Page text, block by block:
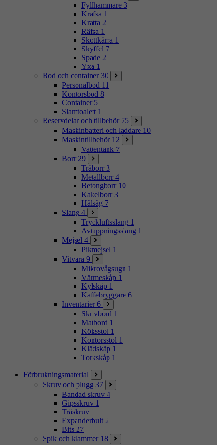
Fyllhammare 3
Krafsa 1
Kratta 2
Räfsa 1
Skottkärra 1
Skyffel 7
Spade 2
Yxa 1
Bod och container 30
Personalbod 11
Kontorsbod 8
Container 5
Slamtoalett 1
Reservdelar och tillbehör 75
Maskinbatteri och laddare 10
Maskintillbehör 12
Vattentank 7
Borr 29
Träborr 3
Metallborr 4
Betongborr 10
Kakelborr 3
Hålsåg 7
Slang 4
Tryckluftsslang 1
Avtappningsslang 1
Mejsel 4
Pikmejsel 1
Vitvara 9
Mikrovågsugn 1
Värmeskåp 1
Kylskåp 1
Kaffebryggare 6
Inventarier 6
Skrivbord 1
Matbord 1
Köksstol 1
Kontorsstol 1
Klädskåp 1
Torkskåp 1
Förbrukningsmaterial
Skruv och plugg 37
Bandad skruv 4
Gipsskruv 1
Träskruv 1
Expanderbult 2
Bits 27
Spik och klammer 18